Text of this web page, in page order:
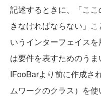
記述するときに、「こ
きなければならない」
いうインターフェイス
は要件を表すためのうま
IFooBarより前に作成さ
ムワークのクラス）を